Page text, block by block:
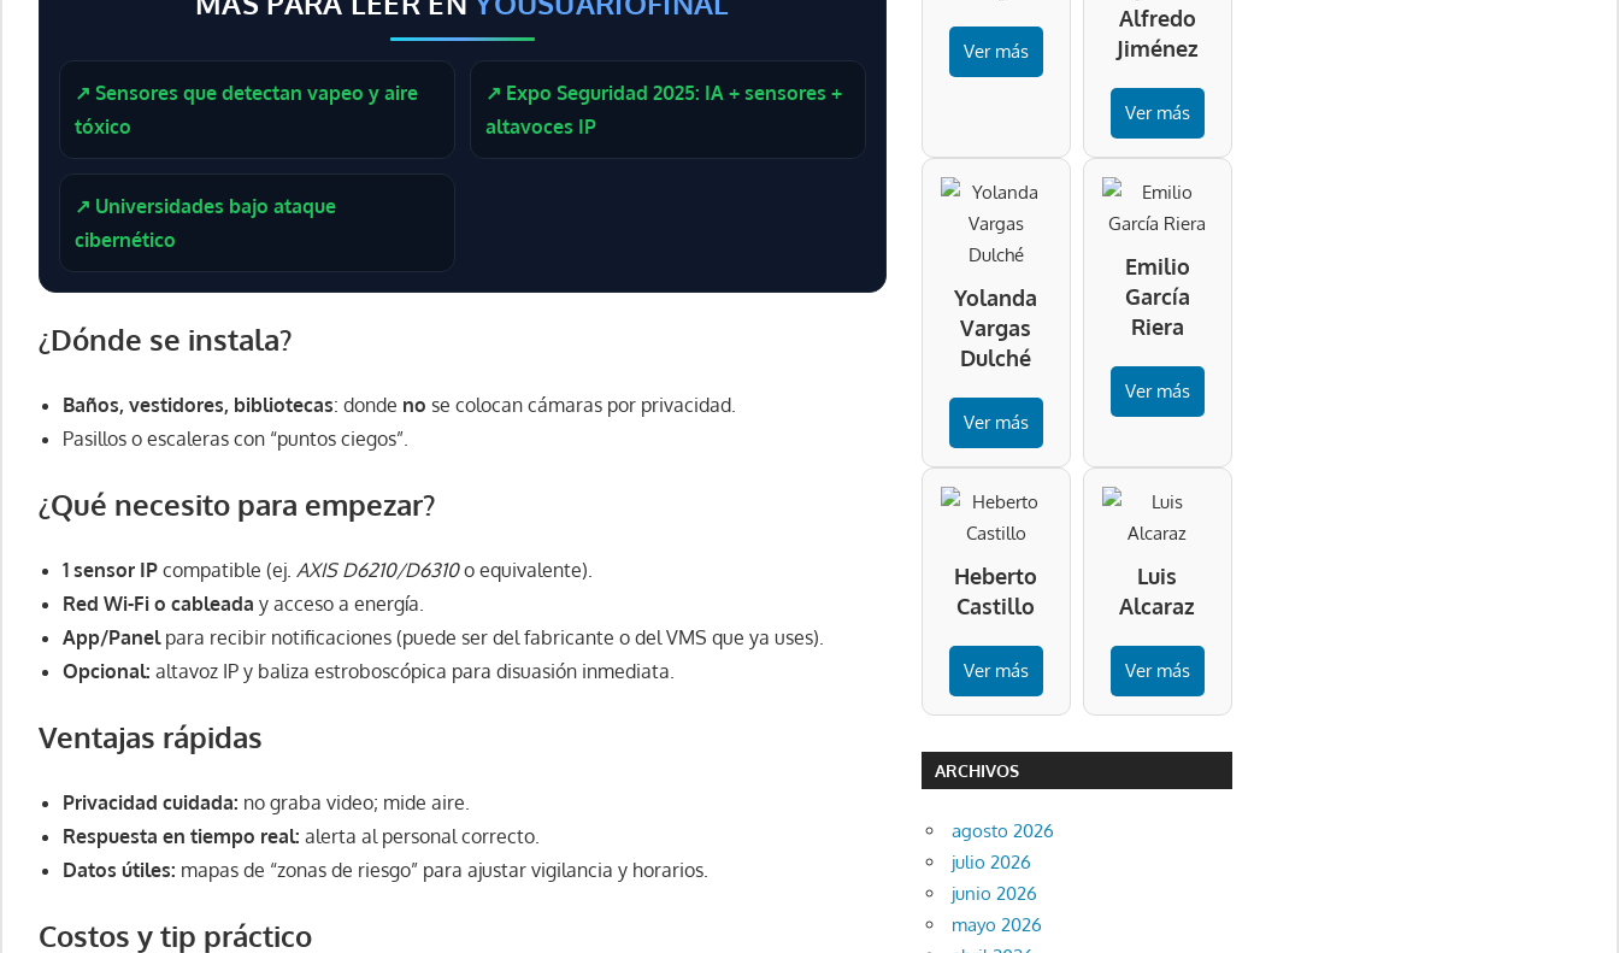
↗ Sensores que detectan vapeo y aire
tóxico
↗ Expo Seguridad 2025: IA + sensores +
altavoces IP
↗ Universidades bajo ataque
cibernético
¿Dónde se instala?
Baños, vestidores, bibliotecas: donde no se colocan cámaras por privacidad.
Pasillos o escaleras con “puntos ciegos”.
¿Qué necesito para empezar?
1 sensor IP compatible (ej. AXIS D6210/D6310o equivalente).
Red Wi-Fi o cableada y acceso a energía.
App/Panelpara recibir notificaciones (puede ser del fabricante o del VMS que ya uses).
Opcional: altavoz IP y baliza estroboscópica para disuasión inmediata.
Ventajas rápidas
Privacidad cuidada: no graba video; mide aire.
Respuesta en tiempo real: alerta al personal correcto.
Datos útiles: mapas de “zonas de riesgo” para ajustar vigilancia y horarios.
Costos y tip práctico
Ver más
Alfredo
Jiménez
Ver más
Yolanda
Vargas
Dulché
Ver más
Emilio
García
Riera
Ver más
Heberto
Castillo
Ver más
Luis
Alcaraz
Ver más
ARCHIVOS
agosto 2026
julio 2026
junio 2026
mayo 2026